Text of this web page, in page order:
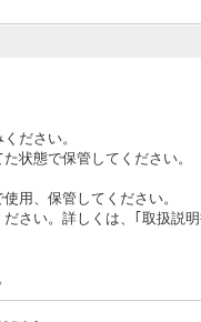
ださい。
状態で保管してください。
用、保管してください。
さい。詳しくは、｢取扱説明